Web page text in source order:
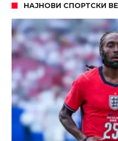
НАЈНОВИ СПОРТСКИ